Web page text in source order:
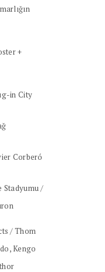
+
in City
Corberó
Stadyumu /
/ Thom
Kengo